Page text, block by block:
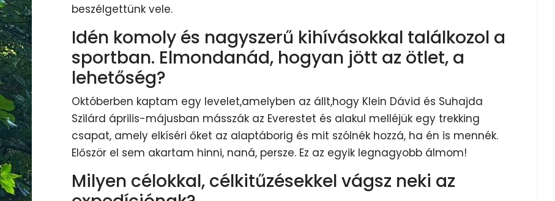
beszélgettünk vele.
Idén komoly és nagyszerű kihívásokkal találkozol a
sportban. Elmondanád, hogyan jött az ötlet, a
lehetőség?
Októberben kaptam egy levelet,amelyben az állt,hogy Klein Dávid és Suhajda
Szilárd április-májusban másszák az Everestet és alakul melléjük egy trekking
csapat, amely elkíséri őket az alaptáborig és mit szólnék hozzá, ha én is mennék.
Először el sem akartam hinni, naná, persze. Ez az egyik legnagyobb álmom!
Milyen célokkal, célkitűzésekkel vágsz neki az